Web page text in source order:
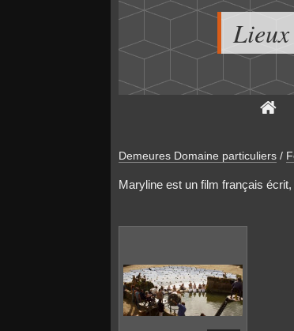
Lieux
Demeures Domaine particuliers /
Maryline est un film français